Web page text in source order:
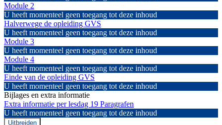
Module 2
U heeft momenteel geen toegang tot deze inhoud
Halverwege de opleiding GVS
U heeft momenteel geen toegang tot deze inhoud
Module 3
U heeft momenteel geen toegang tot deze inhoud
Module 4
U heeft momenteel geen toegang tot deze inhoud
Einde van de opleiding GVS
U heeft momenteel geen toegang tot deze inhoud
Bijlages en extra informatie
Extra informatie per lesdag 19 Paragrafen
U heeft momenteel geen toegang tot deze inhoud
Uitbreiden